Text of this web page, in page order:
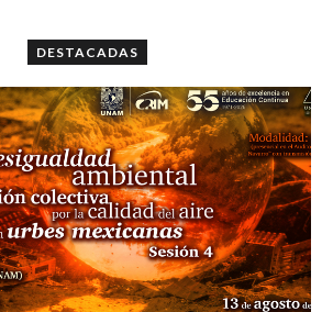
DESTACADAS